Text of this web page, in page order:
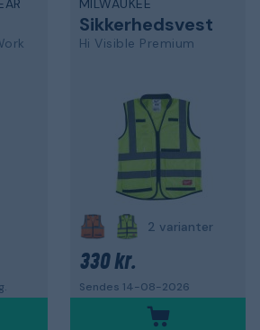
MILWAUKEE
Sikkerhedsvest
Hi Visible Premium
2 varianter
330 kr.
Sendes 14-08-2026